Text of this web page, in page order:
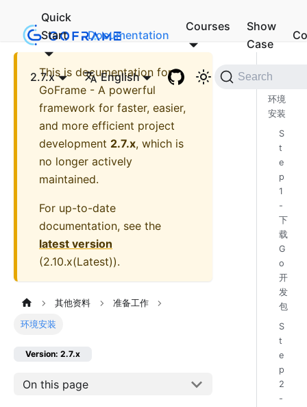
Quick
Start
Documentation
Courses
Show
Case
2.7.x English Search
This is documentation for
GoFrame - A powerful
framework for faster, easier,
and more efficient project
development 2.7.x, which is
no longer actively
maintained.
For up-to-date
documentation, see the
latest version
(2.10.x(Latest)).
其他资料 准备工作
环境安装
Version: 2.7.x
On this page
Go
环境
安装
S
t
e
p
1
-
下
载
G
o
开
发
包
S
t
e
p
2
-